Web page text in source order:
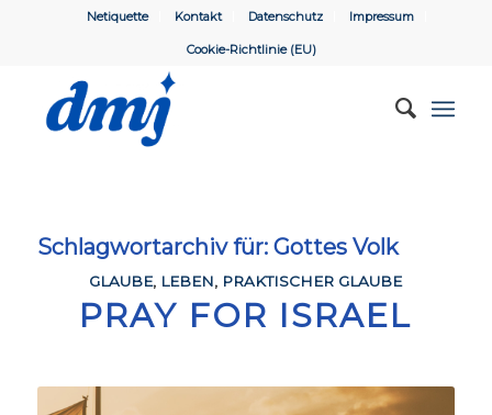
Netiquette Kontakt Datenschutz Impressum
Cookie-Richtlinie (EU)
Schlagwortarchiv für: Gottes Volk
GLAUBE, LEBEN, PRAKTISCHER GLAUBE
PRAY FOR ISRAEL